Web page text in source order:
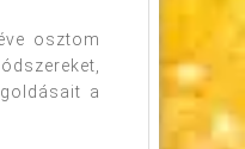
osztom
a